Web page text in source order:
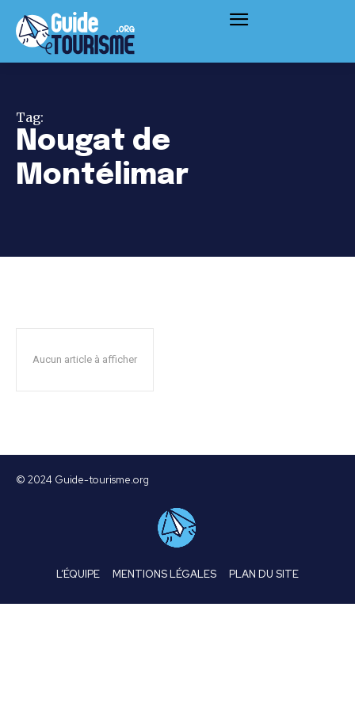
Tag:
Nougat de
Montélimar
Aucun article à afficher
© 2024 Guide-tourisme.org
L’ÉQUIPE MENTIONS LÉGALES PLAN DU SITE